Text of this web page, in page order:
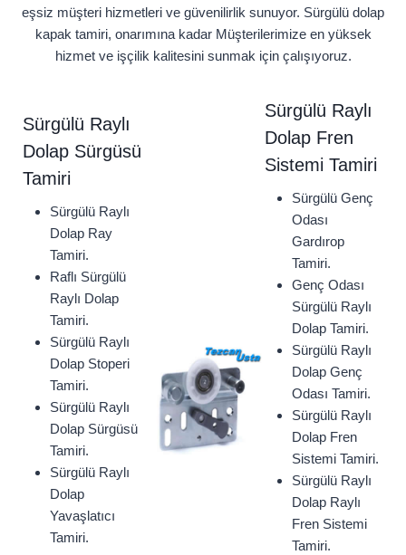
eşsiz müşteri hizmetleri ve güvenilirlik sunuyor. Sürgülü dolap
kapak tamiri, onarımına kadar Müşterilerimize en yüksek
hizmet ve işçilik kalitesini sunmak için çalışıyoruz.
Sürgülü Raylı
Dolap Sürgüsü
Tamiri
Sürgülü Raylı
Dolap Ray
Tamiri.
Raflı Sürgülü
Raylı Dolap
Tamiri.
Sürgülü Raylı
Dolap Stoperi
Tamiri.
Sürgülü Raylı
Dolap Sürgüsü
Tamiri.
Sürgülü Raylı
Dolap
Yavaşlatıcı
Tamiri.
Sürgülü Raylı
Dolap Fren
Sistemi Tamiri
Sürgülü Genç
Odası
Gardırop
Tamiri.
Genç Odası
Sürgülü Raylı
Dolap Tamiri.
Sürgülü Raylı
Dolap Genç
Odası Tamiri.
Sürgülü Raylı
Dolap Fren
Sistemi Tamiri.
Sürgülü Raylı
Dolap Raylı
Fren Sistemi
Tamiri.